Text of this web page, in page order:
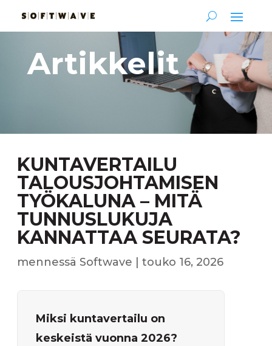
Artikkelit
KUNTAVERTAILU
TALOUSJOHTAMISEN
TYÖKALUNA – MITÄ
TUNNUSLUKUJA
KANNATTAA SEURATA?
mennessä Softwave |touko 16, 2026
Miksi kuntavertailu on
keskeistä vuonna 2026?